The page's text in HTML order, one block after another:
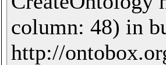
column: 48) in
http://